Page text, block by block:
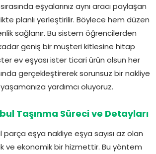
eşyalarınız aynı aracı paylaşan
planlı yerleştirilir. Böylece hem düzen
sağlanır. Bu sistem öğrencilerden
geniş bir müşteri kitlesine hitap
ev eşyası ister ticari ürün olsun her
gerçekleştirerek sorunsuz bir nakliye
yardımcı oluyoruz.
Taşınma Süreci ve Detayları
eşya nakliye eşya sayısı az olan
ve ekonomik bir hizmettir. Bu yöntem